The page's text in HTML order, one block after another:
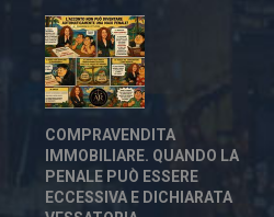
COMPRAVENDITA
IMMOBILIARE. QUANDO LA
PENALE PUÒ ESSERE
ECCESSIVA E DICHIARATA